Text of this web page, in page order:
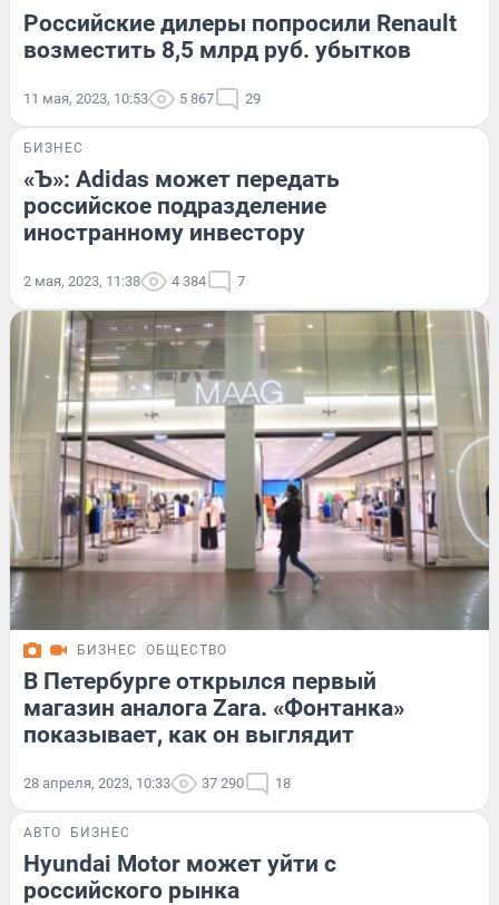
Российские дилеры попросили Renault
возместить 8,5 млрд руб. убытков
11 мая, 2023, 10:53 5 867 29
БИЗНЕС
«Ъ»: Adidas может передать
российское подразделение
иностранному инвестору
2 мая, 2023, 11:38 4 384 7
БИЗНЕС ОБЩЕСТВО
В Петербурге открылся первый
магазин аналога Zara. «Фонтанка»
показывает, как он выглядит
28 апреля, 2023, 10:33 37 290 18
АВТО БИЗНЕС
Hyundai Motor может уйти с
российского рынка